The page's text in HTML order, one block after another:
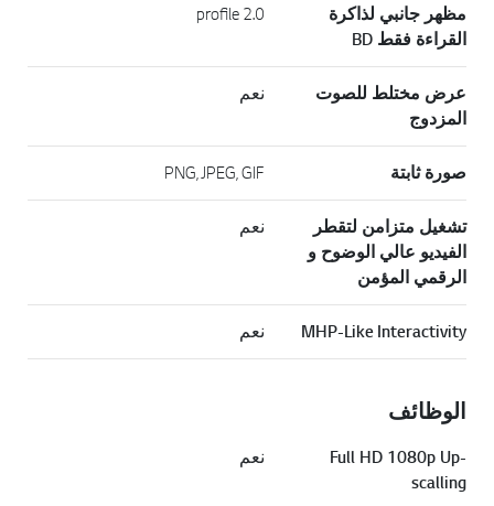
مظهر جانبي لذاكرة
القراءة فقط BD
2.0 profile
عرض مختلط للصوت
المزدوج
نعم
صورة ثابتة PNG, JPEG, GIF
تشغيل متزامن لتقطر
الفيديو عالي الوضوح و
الرقمي المؤمن
نعم
MHP-Like Interactivity نعم
الوظائف
Full HD 1080p Up-
scalling
نعم